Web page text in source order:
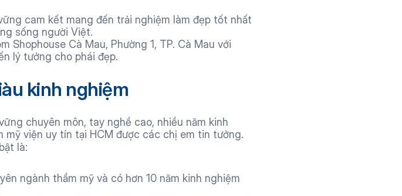
cam kết mang đến trải nghiệm làm đẹp tốt nhất
sống người Việt.
Shophouse Cà Mau, Phường 1, TP. Cà Mau với
lý tưởng cho phái đẹp.
kinh nghiệm
chuyên môn, tay nghề cao, nhiều năm kinh
viện uy tín tại HCM được các chị em tin tưởng.
là:
ngành thẩm mỹ và có hơn 10 năm kinh nghiệm